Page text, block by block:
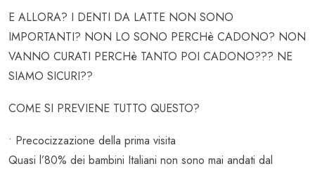
E ALLORA? I DENTI DA LATTE NON SONO
IMPORTANTI? NON LO SONO PERCHè CADONO? NON
VANNO CURATI PERCHè TANTO POI CADONO??? NE
SIAMO SICURI??
COME SI PREVIENE TUTTO QUESTO?
• Precocizzazione della prima visita
Quasi l’80% dei bambini Italiani non sono mai andati dal